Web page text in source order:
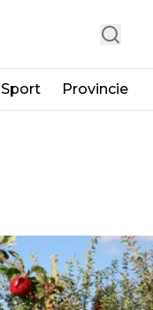
Sport Provincie